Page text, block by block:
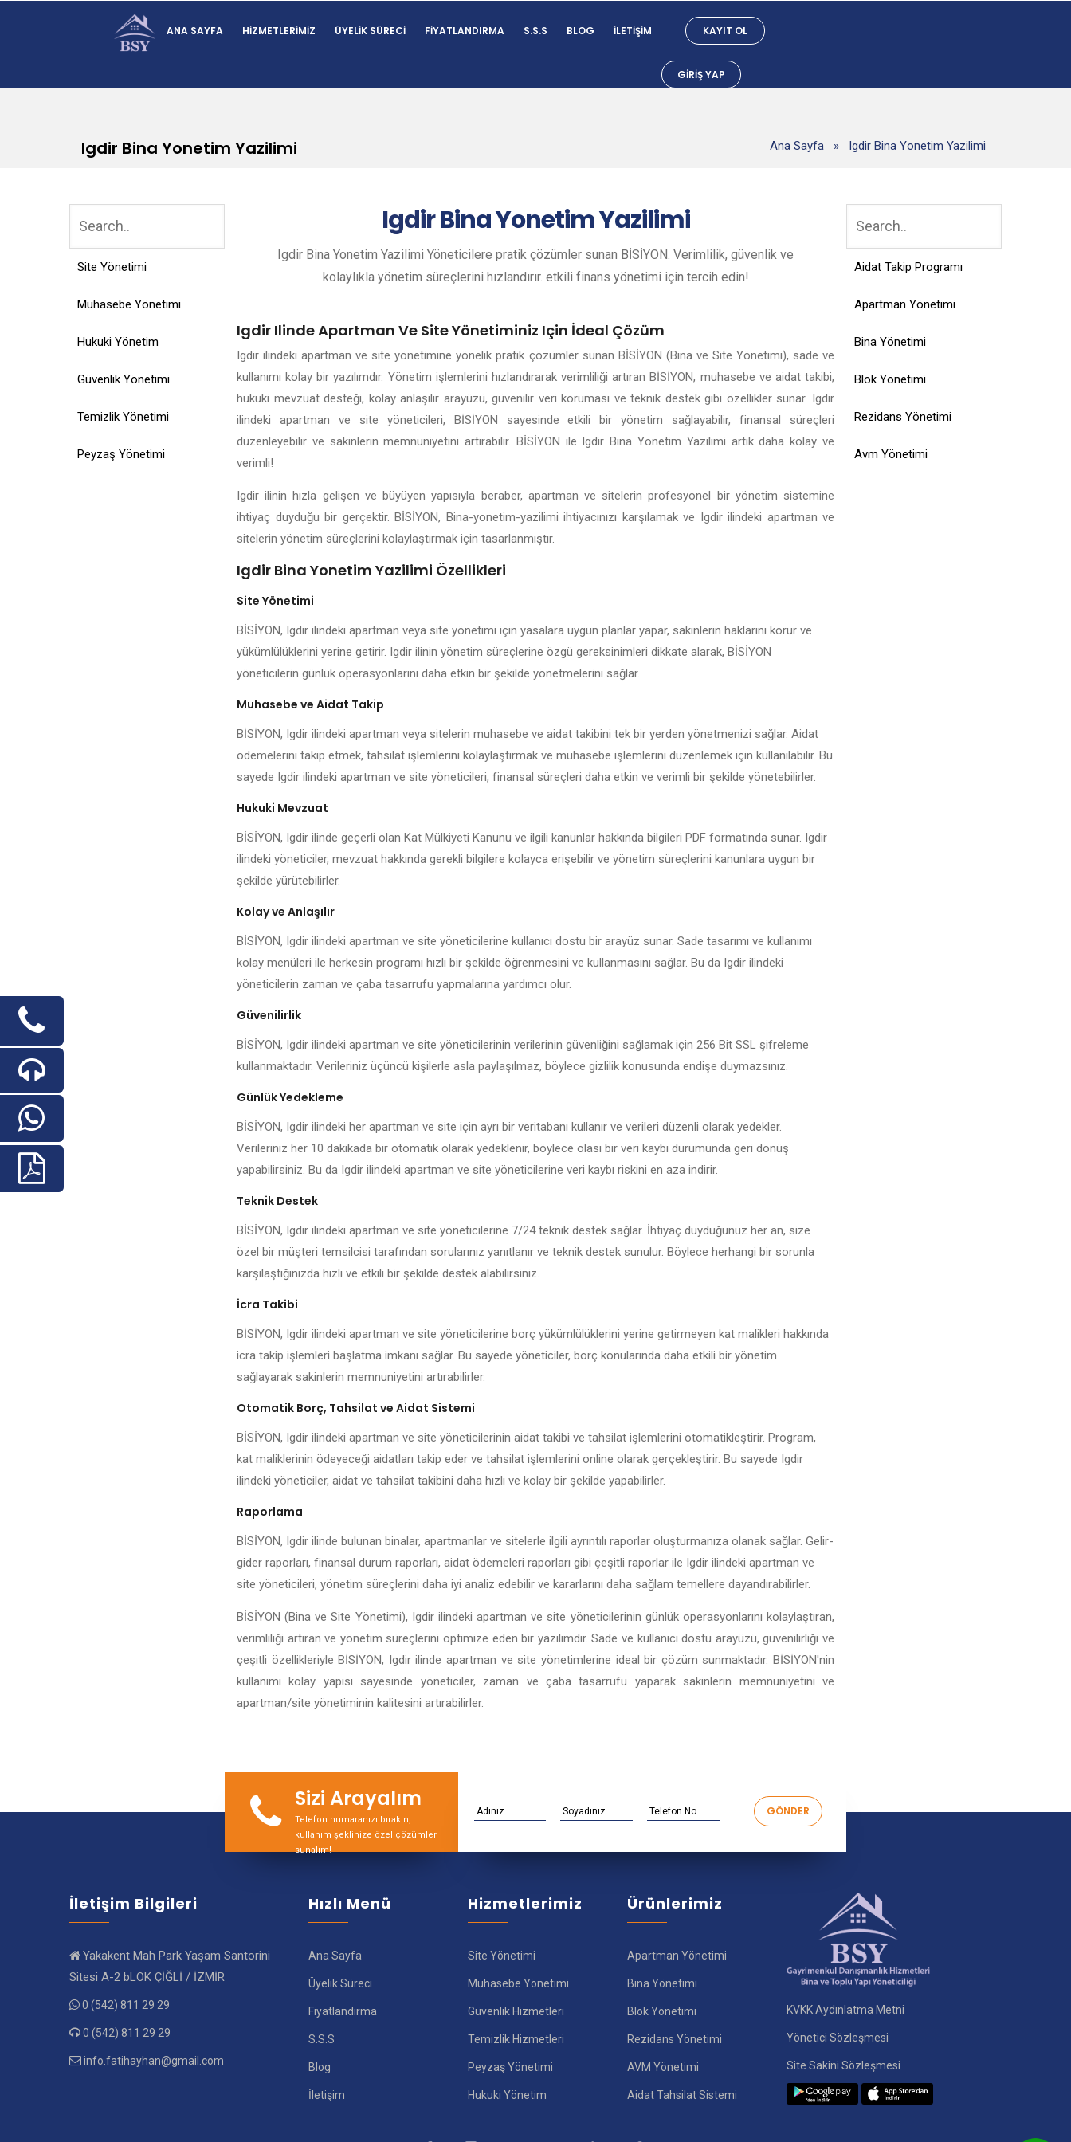
ANA SAYFA HIZMETLERIMIZ ÜYELIK SÜRECI FIYATLANDIRMA S.S.S BLOG İLETIŞIM KAYIT OL
GIRIŞ YAP
Igdir Bina Yonetim Yazilimi Ana Sayfa » Igdir Bina Yonetim Yazilimi
Site Yönetimi
Muhasebe Yönetimi
Hukuki Yönetim
Güvenlik Yönetimi
Temizlik Yönetimi
Peyzaş Yönetimi
IgdirBina Yonetim Yazilimi
Igdir Bina Yonetim Yazilimi Yöneticilere pratik çözümler sunan BİSİYON. Verimlilik, güvenlik ve
kolaylıkla yönetim süreçlerini hızlandırır. etkili finans yönetimi için tercih edin!
Igdir Ilinde Apartman Ve Site Yönetiminiz Için İdeal Çözüm
Igdir ilindeki apartman ve site yönetimine yönelik pratik çözümler sunan BİSİYON (Bina ve Site Yönetimi), sade ve
kullanımı kolay bir yazılımdır. Yönetim işlemlerini hızlandırarak verimliliği artıran BİSİYON, muhasebe ve aidat takibi,
hukuki mevzuat desteği, kolay anlaşılır arayüzü, güvenilir veri koruması ve teknik destek gibi özellikler sunar. Igdir
ilindeki apartman ve site yöneticileri, BİSİYON sayesinde etkili bir yönetim sağlayabilir, finansal süreçleri
düzenleyebilir ve sakinlerin memnuniyetini artırabilir. BİSİYON ile Igdir Bina Yonetim Yazilimi artık daha kolay ve
verimli!
Igdir ilinin hızla gelişen ve büyüyen yapısıyla beraber, apartman ve sitelerin profesyonel bir yönetim sistemine
ihtiyaç duyduğu bir gerçektir. BİSİYON, Bina-yonetim-yazilimi ihtiyacınızı karşılamak ve Igdir ilindeki apartman ve
sitelerin yönetim süreçlerini kolaylaştırmak için tasarlanmıştır.
Igdir Bina Yonetim Yazilimi Özellikleri
Site Yönetimi
BİSİYON, Igdir ilindeki apartman veya site yönetimi için yasalara uygun planlar yapar, sakinlerin haklarını korur ve
yükümlülüklerini yerine getirir. Igdir ilinin yönetim süreçlerine özgü gereksinimleri dikkate alarak, BİSİYON
yöneticilerin günlük operasyonlarını daha etkin bir şekilde yönetmelerini sağlar.
Muhasebe ve Aidat Takip
BİSİYON, Igdir ilindeki apartman veya sitelerin muhasebe ve aidat takibini tek bir yerden yönetmenizi sağlar. Aidat
ödemelerini takip etmek, tahsilat işlemlerini kolaylaştırmak ve muhasebe işlemlerini düzenlemek için kullanılabilir. Bu
sayede Igdir ilindeki apartman ve site yöneticileri, finansal süreçleri daha etkin ve verimli bir şekilde yönetebilirler.
Hukuki Mevzuat
BİSİYON, Igdir ilinde geçerli olan Kat Mülkiyeti Kanunu ve ilgili kanunlar hakkında bilgileri PDF formatında sunar. Igdir
ilindeki yöneticiler, mevzuat hakkında gerekli bilgilere kolayca erişebilir ve yönetim süreçlerini kanunlara uygun bir
şekilde yürütebilirler.
Kolay ve Anlaşılır
BİSİYON, Igdir ilindeki apartman ve site yöneticilerine kullanıcı dostu bir arayüz sunar. Sade tasarımı ve kullanımı
kolay menüleri ile herkesin programı hızlı bir şekilde öğrenmesini ve kullanmasını sağlar. Bu da Igdir ilindeki
yöneticilerin zaman ve çaba tasarrufu yapmalarına yardımcı olur.
Güvenilirlik
BİSİYON, Igdir ilindeki apartman ve site yöneticilerinin verilerinin güvenliğini sağlamak için 256 Bit SSL şifreleme
kullanmaktadır. Verileriniz üçüncü kişilerle asla paylaşılmaz, böylece gizlilik konusunda endişe duymazsınız.
Günlük Yedekleme
BİSİYON, Igdir ilindeki her apartman ve site için ayrı bir veritabanı kullanır ve verileri düzenli olarak yedekler.
Verileriniz her 10 dakikada bir otomatik olarak yedeklenir, böylece olası bir veri kaybı durumunda geri dönüş
yapabilirsiniz. Bu da Igdir ilindeki apartman ve site yöneticilerine veri kaybı riskini en aza indirir.
Teknik Destek
BİSİYON, Igdir ilindeki apartman ve site yöneticilerine 7/24 teknik destek sağlar. İhtiyaç duyduğunuz her an, size
özel bir müşteri temsilcisi tarafından sorularınız yanıtlanır ve teknik destek sunulur. Böylece herhangi bir sorunla
karşılaştığınızda hızlı ve etkili bir şekilde destek alabilirsiniz.
İcra Takibi
BİSİYON, Igdir ilindeki apartman ve site yöneticilerine borç yükümlülüklerini yerine getirmeyen kat malikleri hakkında
icra takip işlemleri başlatma imkanı sağlar. Bu sayede yöneticiler, borç konularında daha etkili bir yönetim
sağlayarak sakinlerin memnuniyetini artırabilirler.
Otomatik Borç, Tahsilat ve Aidat Sistemi
BİSİYON, Igdir ilindeki apartman ve site yöneticilerinin aidat takibi ve tahsilat işlemlerini otomatikleştirir. Program,
kat maliklerinin ödeyeceği aidatları takip eder ve tahsilat işlemlerini online olarak gerçekleştirir. Bu sayede Igdir
ilindeki yöneticiler, aidat ve tahsilat takibini daha hızlı ve kolay bir şekilde yapabilirler.
Raporlama
BİSİYON, Igdir ilinde bulunan binalar, apartmanlar ve sitelerle ilgili ayrıntılı raporlar oluşturmanıza olanak sağlar. Gelir-
gider raporları, finansal durum raporları, aidat ödemeleri raporları gibi çeşitli raporlar ile Igdir ilindeki apartman ve
site yöneticileri, yönetim süreçlerini daha iyi analiz edebilir ve kararlarını daha sağlam temellere dayandırabilirler.
BİSİYON (Bina ve Site Yönetimi), Igdir ilindeki apartman ve site yöneticilerinin günlük operasyonlarını kolaylaştıran,
verimliliği artıran ve yönetim süreçlerini optimize eden bir yazılımdır. Sade ve kullanıcı dostu arayüzü, güvenilirliği ve
çeşitli özellikleriyle BİSİYON, Igdir ilinde apartman ve site yönetimlerine ideal bir çözüm sunmaktadır. BİSİYON'nin
kullanımı kolay yapısı sayesinde yöneticiler, zaman ve çaba tasarrufu yaparak sakinlerin memnuniyetini ve
apartman/site yönetiminin kalitesini artırabilirler.
Aidat Takip Programı
Apartman Yönetimi
Bina Yönetimi
Blok Yönetimi
Rezidans Yönetimi
Avm Yönetimi
Sizi Arayalım
Telefon numaranızı bırakın,
kullanım şeklinize özel çözümler
sunalım!
İletişim Bilgileri
Yakakent Mah Park Yaşam Santorini
Sitesi A-2 bLOK ÇİĞLİ / İZMİR
0 (542) 811 29 29
0 (542) 811 29 29
info.fatihayhan@gmail.com
Hızlı Menü
Ana Sayfa
Üyelik Süreci
Fiyatlandırma
S.S.S
Blog
İletişim
Hizmetlerimiz
Site Yönetimi
Muhasebe Yönetimi
Güvenlik Hizmetleri
Temizlik Hizmetleri
Peyzaş Yönetimi
Hukuki Yönetim
Ürünlerimiz
Apartman Yönetimi
Bina Yönetimi
Blok Yönetimi
Rezidans Yönetimi
AVM Yönetimi
Aidat Tahsilat Sistemi
KVKK Aydınlatma Metni
Yönetici Sözleşmesi
Site Sakini Sözleşmesi